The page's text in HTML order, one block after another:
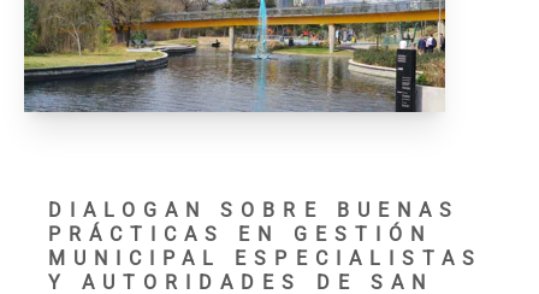
DIALOGAN SOBRE BUENAS
PRÁCTICAS EN GESTIÓN
MUNICIPAL ESPECIALISTAS
Y AUTORIDADES DE SAN